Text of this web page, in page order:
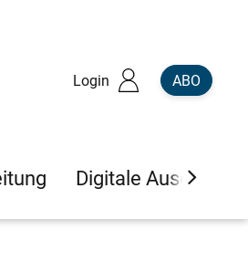
Login ABO
Digitale Ausgaben